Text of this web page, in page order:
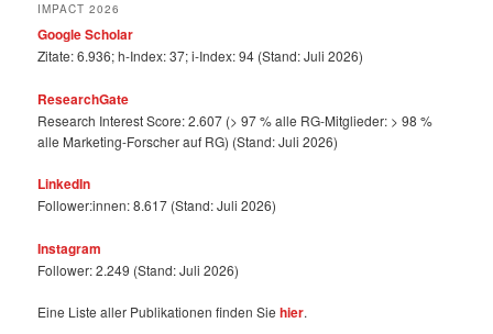
IMPACT 2026
Google Scholar
Zitate: 6.936; h-Index: 37; i-Index: 94 (Stand: Juli 2026)
ResearchGate
Research Interest Score: 2.607 (> 97 % alle RG-Mitglieder: > 98 %
alle Marketing-Forscher auf RG) (Stand: Juli 2026)
LinkedIn
Follower:innen: 8.617 (Stand: Juli 2026)
Instagram
Follower: 2.249 (Stand: Juli 2026)
Eine Liste aller Publikationen finden Siehier.